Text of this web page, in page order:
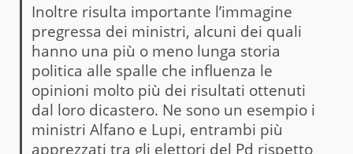
Inoltre risulta importante l’immagine
pregressa dei ministri, alcuni dei quali
hanno una più o meno lunga storia
politica alle spalle che influenza le
opinioni molto più dei risultati ottenuti
dal loro dicastero. Ne sono un esempio i
ministri Alfano e Lupi, entrambi più
apprezzati tra gli elettori del Pd rispetto